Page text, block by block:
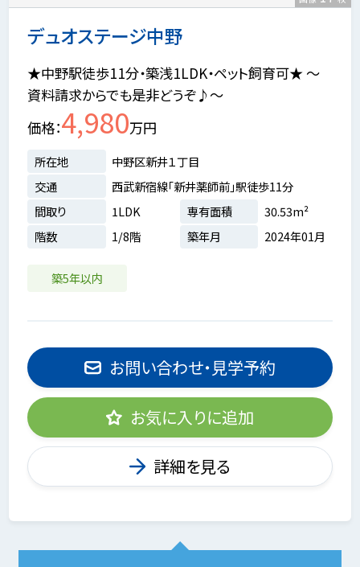
デュオステージ中野
★中野駅徒歩11分・築浅1LDK・ペット飼育可★ ～
資料請求からでも是非どうぞ♪～
価格 4,980万円
所在地
中野区新井１丁目
交通
西武新宿線「新井薬師前」駅徒歩11分
間取り
1LDK 専有面積
30.53m²
階数
1/8階 築年月 2024年01月
築5年以内
お問い合わせ・見学予約
お気に入りに追加
詳細を見る